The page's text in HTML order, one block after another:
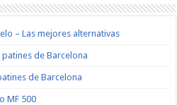
– Las mejores alternativas
de Barcelona
de Barcelona
MF 500